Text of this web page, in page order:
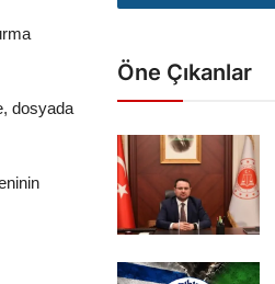
dosyada
Öne Çıkanlar